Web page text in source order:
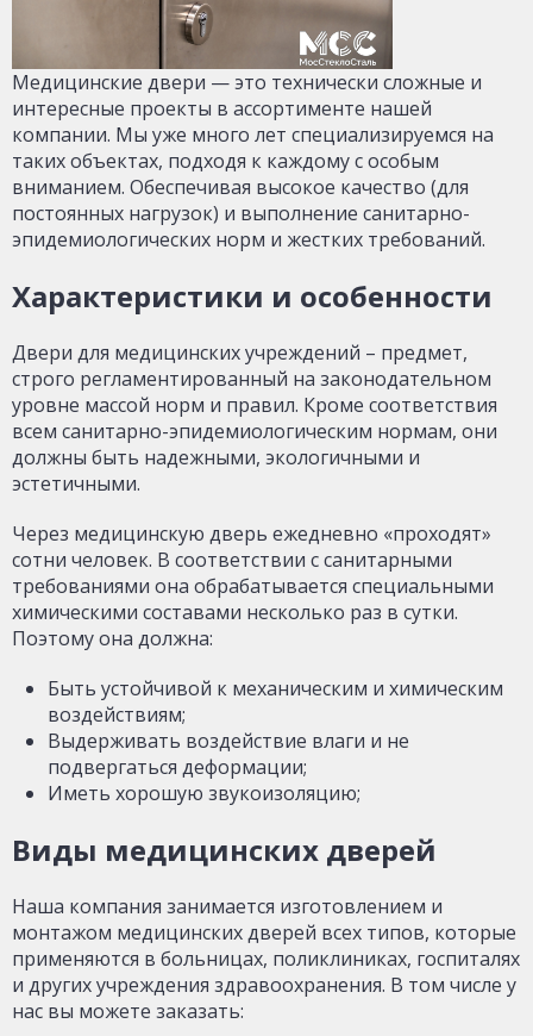
Медицинские двери — это технически сложные и
интересные проекты в ассортименте нашей
компании. Мы уже много лет специализируемся на
таких объектах, подходя к каждому с особым
вниманием. Обеспечивая высокое качество (для
постоянных нагрузок) и выполнение санитарно-
эпидемиологических норм и жестких требований.
Характеристики и особенности
Двери для медицинских учреждений – предмет,
строго регламентированный на законодательном
уровне массой норм и правил. Кроме соответствия
всем санитарно-эпидемиологическим нормам, они
должны быть надежными, экологичными и
эстетичными.
Через медицинскую дверь ежедневно «проходят»
сотни человек. В соответствии с санитарными
требованиями она обрабатывается специальными
химическими составами несколько раз в сутки.
Поэтому она должна:
Быть устойчивой к механическим и химическим
воздействиям;
Выдерживать воздействие влаги и не
подвергаться деформации;
Иметь хорошую звукоизоляцию;
Виды медицинских дверей
Наша компания занимается изготовлением и
монтажом медицинских дверей всех типов, которые
применяются в больницах, поликлиниках, госпиталях
и других учреждения здравоохранения. В том числе у
нас вы можете заказать: